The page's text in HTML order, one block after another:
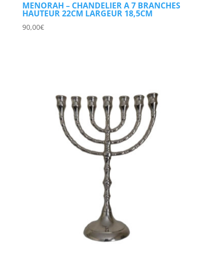
MENORAH – CHANDELIER A 7 BRANCHES
HAUTEUR 22CM LARGEUR 18,5CM
90,00€